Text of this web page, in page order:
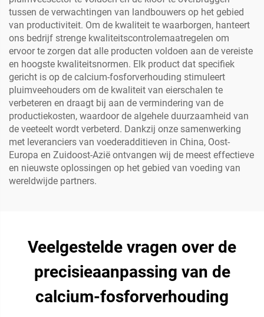
tussen de verwachtingen van landbouwers op het gebied
van productiviteit. Om de kwaliteit te waarborgen, hanteert
ons bedrijf strenge kwaliteitscontrolemaatregelen om
ervoor te zorgen dat alle producten voldoen aan de vereiste
en hoogste kwaliteitsnormen. Elk product dat specifiek
gericht is op de calcium-fosforverhouding stimuleert
pluimveehouders om de kwaliteit van eierschalen te
verbeteren en draagt bij aan de vermindering van de
productiekosten, waardoor de algehele duurzaamheid van
de veeteelt wordt verbeterd. Dankzij onze samenwerking
met leveranciers van voederadditieven in China, Oost-
Europa en Zuidoost-Azië ontvangen wij de meest effectieve
en nieuwste oplossingen op het gebied van voeding van
wereldwijde partners.
Veelgestelde vragen over de
precisieaanpassing van de
calcium-fosforverhouding